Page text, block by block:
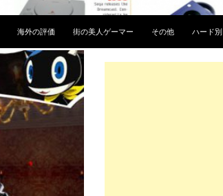
海外の評価 街の美人ゲーマー その他 ハード別